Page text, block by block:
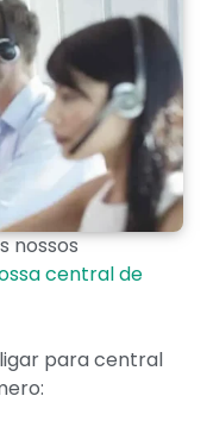
nossos
central de
para central